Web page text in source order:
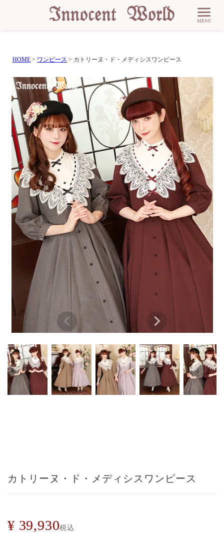
HOME ワンピース カトリーヌ・ド・メディシスワンピース
カトリーヌ・ド・メディシスワンピース
¥ 39,930税込